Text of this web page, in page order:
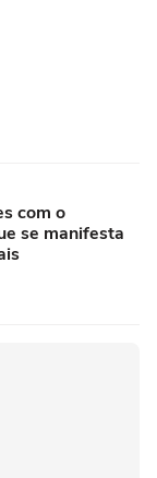
com o
se manifesta